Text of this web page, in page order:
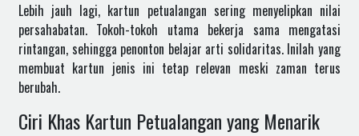
Lebih jauh lagi, kartun petualangan sering menyelipkan nilai
persahabatan. Tokoh-tokoh utama bekerja sama mengatasi
rintangan, sehingga penonton belajar arti solidaritas. Inilah yang
membuat kartun jenis ini tetap relevan meski zaman terus
berubah.
Ciri Khas Kartun Petualangan yang Menarik